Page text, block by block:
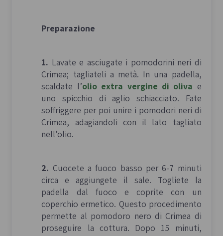
Preparazione
1. Lavate e asciugate i pomodorini neri di
Crimea; tagliateli a metà. In una padella,
scaldate l’olio extra vergine di oliva e
uno spicchio di aglio schiacciato. Fate
soffriggere per poi unire i pomodori neri di
Crimea, adagiandoli con il lato tagliato
nell’olio.
2. Cuocete a fuoco basso per 6-7 minuti
circa e aggiungete il sale. Togliete la
padella dal fuoco e coprite con un
coperchio ermetico. Questo procedimento
permette al pomodoro nero di Crimea di
proseguire la cottura. Dopo 15 minuti,